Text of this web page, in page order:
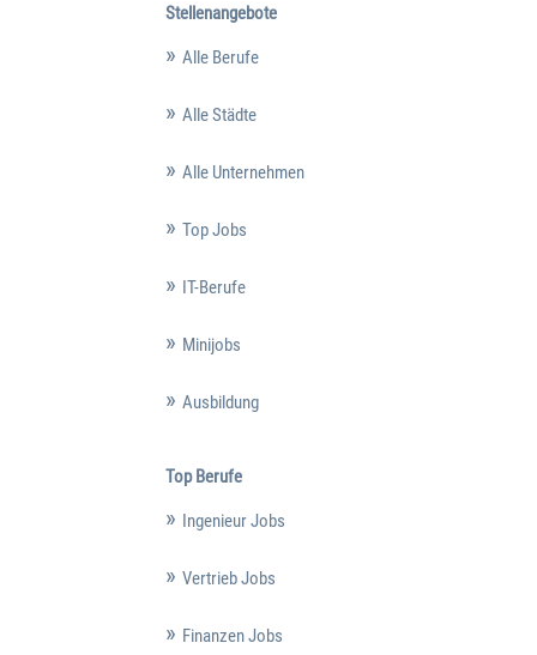
Stellenangebote
Alle Berufe
Alle Städte
Alle Unternehmen
Top Jobs
IT-Berufe
Minijobs
Ausbildung
Top Berufe
Ingenieur Jobs
Vertrieb Jobs
Finanzen Jobs